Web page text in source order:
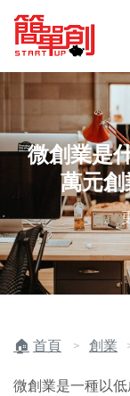
微創業是
萬元
首頁 ＞ 創業
微創業是一種以